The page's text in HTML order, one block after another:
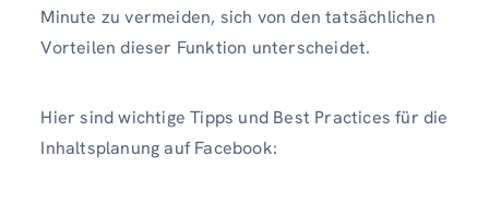
Minute zu vermeiden, sich von den tatsächlichen
Vorteilen dieser Funktion unterscheidet.
Hier sind wichtige Tipps und Best Practices für die
Inhaltsplanung auf Facebook: